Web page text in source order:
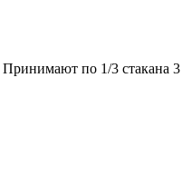
по 1/3 стакана 3